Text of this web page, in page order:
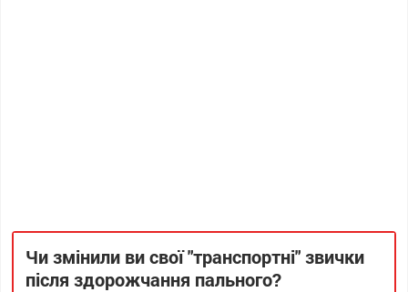
Чи змінили ви свої "транспортні" звички
після здорожчання пального?